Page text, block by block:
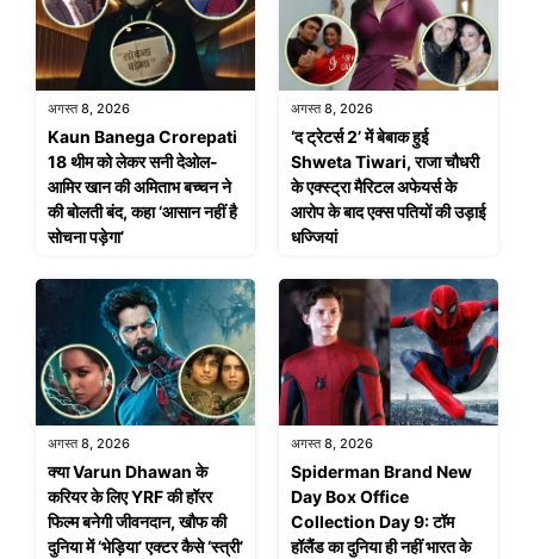
अगस्त 8, 2026
Kaun Banega Crorepati
18 थीम को लेकर सनी देओल-
आमिर खान की अमिताभ बच्चन ने
की बोलती बंद, कहा ‘आसान नहीं है
सोचना पड़ेगा’
अगस्त 8, 2026
‘द ट्रेटर्स 2’ में बेबाक हुई
Shweta Tiwari, राजा चौधरी
के एक्स्ट्रा मैरिटल अफेयर्स के
आरोप के बाद एक्स पतियों की उड़ाई
धज्जियां
अगस्त 8, 2026
क्या Varun Dhawan के
करियर के लिए YRF की हॉरर
फिल्म बनेगी जीवनदान, खौफ की
दुनिया में ‘भेड़िया’ एक्टर कैसे ‘स्त्री’
अगस्त 8, 2026
Spiderman Brand New
Day Box Office
Collection Day 9: टॉम
हॉलैंड का दुनिया ही नहीं भारत के